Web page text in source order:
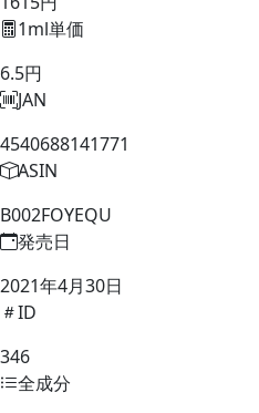
1ml単価
6.5円
JAN
4540688141771
ASIN
B002FOYEQU
発売日
2021年4月30日
ID
346
全成分